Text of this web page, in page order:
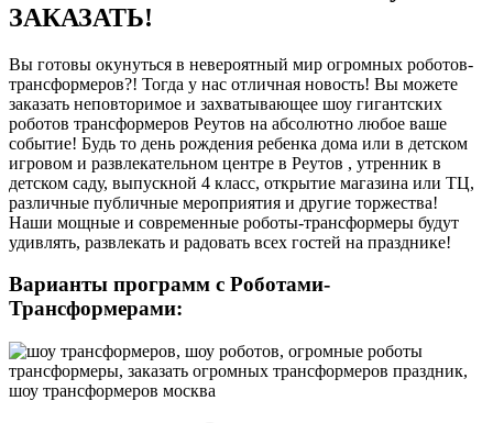
ЗАКАЗАТЬ!
Вы готовы окунуться в невероятный мир огромных роботов-
трансформеров?! Тогда у нас отличная новость! Вы можете
заказать неповторимое и захватывающее шоу гигантских
роботов трансформеров Реутов на абсолютно любое ваше
событие! Будь то день рождения ребенка дома или в детском
игровом и развлекательном центре в Реутов , утренник в
детском саду, выпускной 4 класс, открытие магазина или ТЦ,
различные публичные мероприятия и другие торжества!
Наши мощные и современные роботы-трансформеры будут
удивлять, развлекать и радовать всех гостей на празднике!
Варианты программ с Роботами-
Трансформерами: